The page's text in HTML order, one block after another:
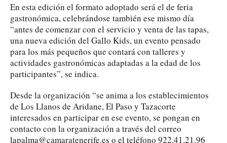
En esta edición el formato adoptado será el de feria
gastronómica, celebrándose también ese mismo día
“antes de comenzar con el servicio y venta de las tapas,
una nueva edición del Gallo Kids, un evento pensado
para los más pequeños que contará con talleres y
actividades gastronómicas adaptadas a la edad de los
participantes”, se indica.
Desde la organización “se anima a los establecimientos
de Los Llanos de Aridane, El Paso y Tazacorte
interesados en participar en ese evento, se pongan en
contacto con la organización a través del correo
lapalma@camaratenerife.es o el teléfono 922.41.21.96